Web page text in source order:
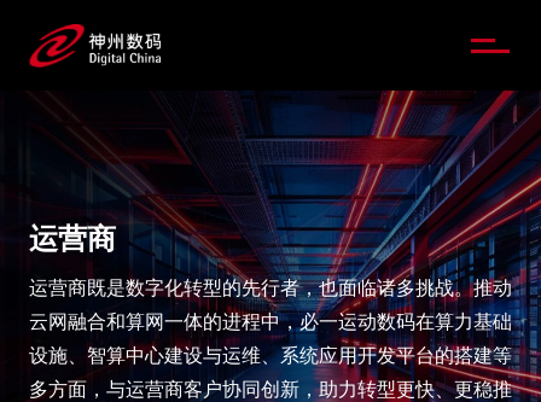
腾博tengbo168官网_腾博tengbo9885官网
运营商
运营商既是数字化转型的先行者，也面临诸多挑战。推动
云网融合和算网一体的进程中，必一运动数码在算力基础
设施、智算中心建设与运维、系统应用开发平台的搭建等
多方面，与运营商客户协同创新，助力转型更快、更稳推